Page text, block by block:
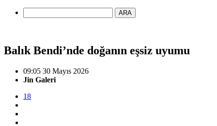
ARA
Balık Bendi’nde doğanın eşsiz uyumu
09:05 30 Mayıs 2026
Jin Galeri
18